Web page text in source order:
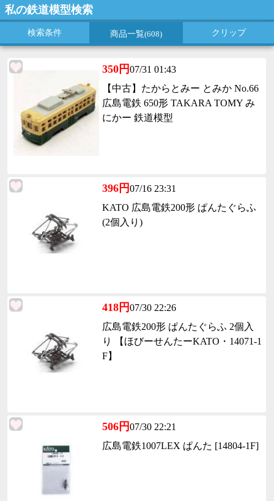
私の鉄道模型検索
検索条件 商品一覧(608) クリップ
350円07/31 01:43
【中古】たからとみー とみか No.66
広島電鉄 650形 TAKARA TOMY み
にかー 鉄道模型
396円07/16 23:31
KATO 広島電鉄200形 ぱんたぐらふ
(2個入り)
418円07/30 22:26
広島電鉄200形 ぱんたぐらふ 2個入
り 【ほびーせんたーKATO・14071-1
F】
506円07/30 22:21
広島電鉄1007LEX ぱんた [14804-1F]